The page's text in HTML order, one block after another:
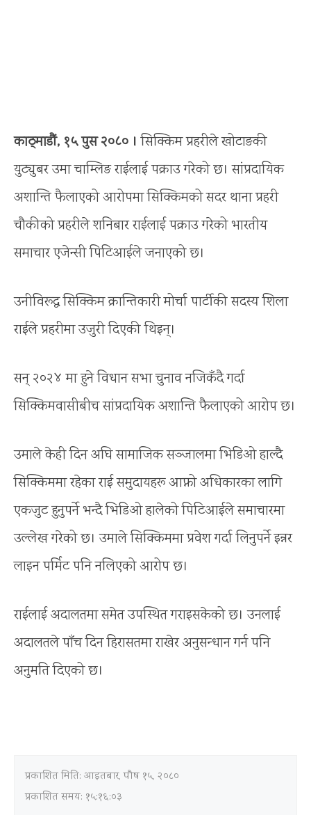
काठ्माडौं, १५ पुस २०८० । सिक्किम प्रहरीले खोटाङकी
युट्युबर उमा चाम्लिङ राईलाई पक्राउ गरेको छ। सांप्रदायिक
अशान्ति फैलाएको आरोपमा सिक्किमको सदर थाना प्रहरी
चौकीको प्रहरीले शनिबार राईलाई पक्राउ गरेको भारतीय
समाचार एजेन्सी पिटिआईले जनाएको छ।
उनीविरूद्ध सिक्किम क्रान्तिकारी मोर्चा पार्टीकी सदस्य शिला
राईले प्रहरीमा उजुरी दिएकी थिइन्।
सन् २०२४ मा हुने विधान सभा चुनाव नजिकँदै गर्दा
सिक्किमवासीबीच सांप्रदायिक अशान्ति फैलाएको आरोप छ।
उमाले केही दिन अघि सामाजिक सञ्जालमा भिडिओ हाल्दै
सिक्किममा रहेका राई समुदायहरू आफ्नो अधिकारका लागि
एकजुट हुनुपर्ने भन्दै भिडिओ हालेको पिटिआईले समाचारमा
उल्लेख गरेको छ। उमाले सिक्किममा प्रवेश गर्दा लिनुपर्ने इन्नर
लाइन पर्मिट पनि नलिएको आरोप छ।
राईलाई अदालतमा समेत उपस्थित गराइसकेको छ। उनलाई
अदालतले पाँच दिन हिरासतमा राखेर अनुसन्‍धान गर्न पनि
अनुमति दिएको छ।
प्रकाशित मिति: आइतबार, पौष १५, २०८०
प्रकाशित समय: १५:१६:०३